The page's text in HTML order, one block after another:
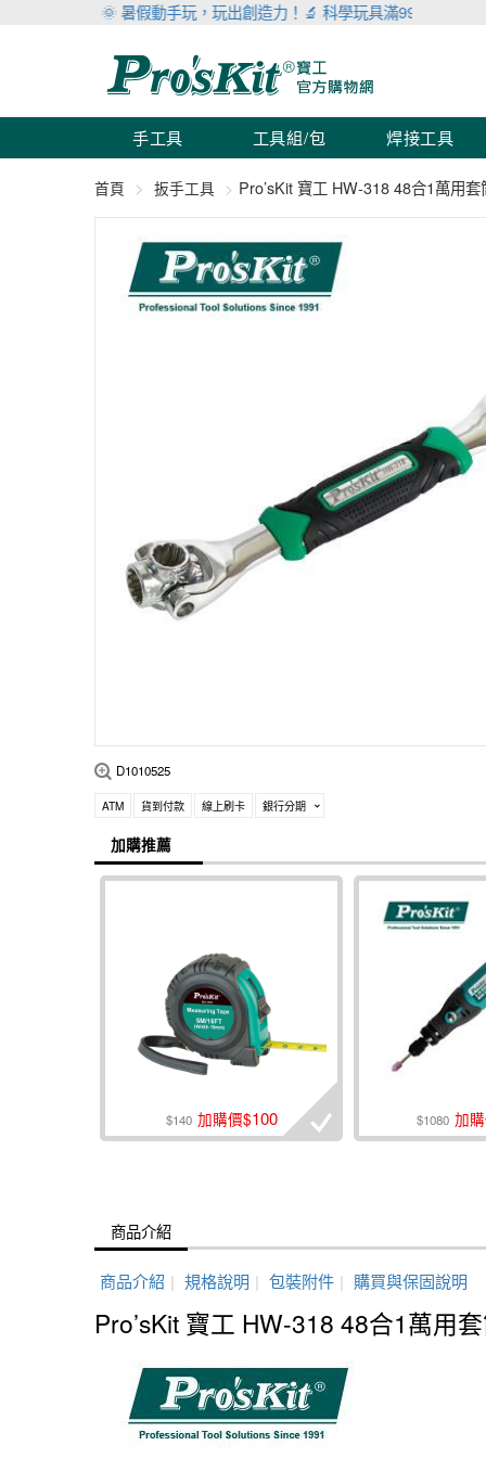
🌞 暑假動手玩，玩出創造力！🔬 科學玩具滿999折100 🛠 工具
手工具 工具組/包 焊接工具
首頁 扳手工具 Pro’sKit 寶工 HW-318 48合1萬用套
D1010525
ATM 貨到付款 線上刷卡 銀行分期
加購推薦
$140 加購價$100 $1080 加
商品介紹
商品介紹 | 規格說明 | 包裝附件 | 購買與保固說明
Pro’sKit 寶工 HW-318 48合1萬用